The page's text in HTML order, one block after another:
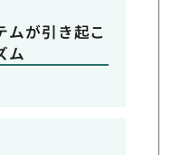
ムが引き起こ
ム